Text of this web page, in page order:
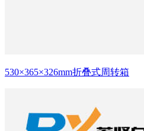
530×365×326mm折叠式周转箱